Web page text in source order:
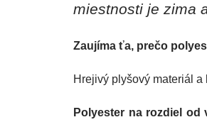
miestnosti je zima
Zaujíma ťa, prečo
Hrejivý plyšový materiál a
Polyester na rozdiel